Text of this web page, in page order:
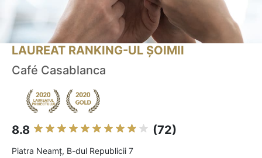
LAUREAT RANKING-UL ȘOIMII
Café Casablanca
8.8 (72)
Piatra Neamţ, B-dul Republicii 7